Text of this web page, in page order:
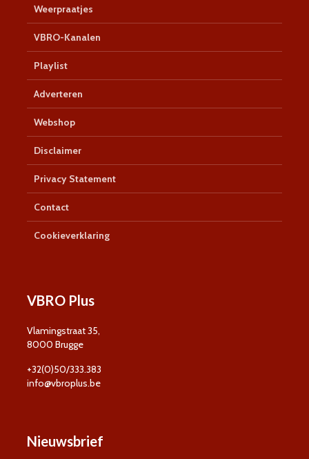
Weerpraatjes
VBRO-Kanalen
Playlist
Adverteren
Webshop
Disclaimer
Privacy Statement
Contact
Cookieverklaring
VBRO Plus
Vlamingstraat 35,
8000 Brugge
+32(0)50/333.383
info@vbroplus.be
Nieuwsbrief